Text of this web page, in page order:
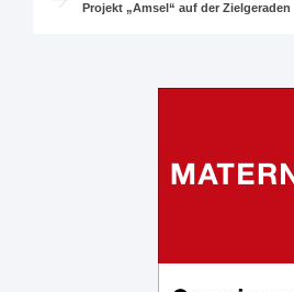
Projekt „Amsel“ auf der Zielgeraden